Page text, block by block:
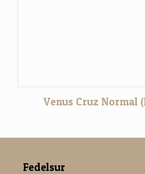
Venus Cruz Normal
Fedelsur